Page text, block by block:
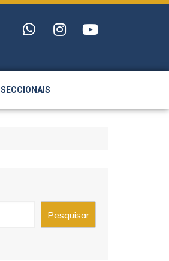
SECCIONAIS
Pesquisar